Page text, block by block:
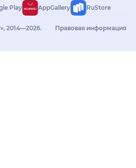
Play AppGallery RuStore
2014—2026.
Правовая информация